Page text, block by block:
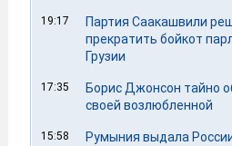
19:17
Партия Саакашвили
прекратить бойкот
Грузии
17:35
Борис Джонсон тайно
своей возлюбленной
15:58
Румыния выдала